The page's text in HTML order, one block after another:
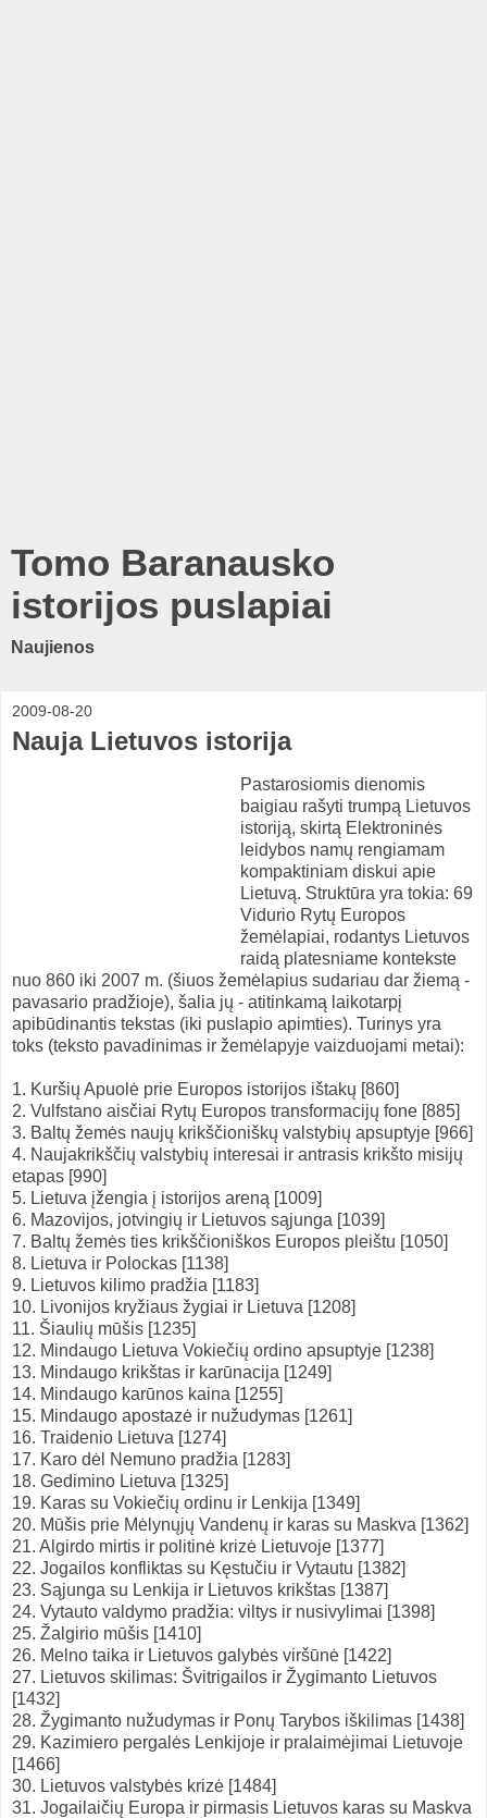
Tomo Baranausko
istorijos puslapiai
Naujienos
2009-08-20
Nauja Lietuvos istorija
Pastarosiomis dienomis
baigiau rašyti trumpą Lietuvos
istoriją, skirtą Elektroninės
leidybos namų rengiamam
kompaktiniam diskui apie
Lietuvą. Struktūra yra tokia: 69
Vidurio Rytų Europos
žemėlapiai, rodantys Lietuvos
raidą platesniame kontekste
nuo 860 iki 2007 m. (šiuos žemėlapius sudariau dar žiemą -
pavasario pradžioje), šalia jų - atitinkamą laikotarpį
apibūdinantis tekstas (iki puslapio apimties). Turinys yra
toks (teksto pavadinimas ir žemėlapyje vaizduojami metai):
1. Kuršių Apuolė prie Europos istorijos ištakų [860]
2. Vulfstano aisčiai Rytų Europos transformacijų fone [885]
3. Baltų žemės naujų krikščioniškų valstybių apsuptyje [966]
4. Naujakrikščių valstybių interesai ir antrasis krikšto misijų
etapas [990]
5. Lietuva įžengia į istorijos areną [1009]
6. Mazovijos, jotvingių ir Lietuvos sąjunga [1039]
7. Baltų žemės ties krikščioniškos Europos pleištu [1050]
8. Lietuva ir Polockas [1138]
9. Lietuvos kilimo pradžia [1183]
10. Livonijos kryžiaus žygiai ir Lietuva [1208]
11. Šiaulių mūšis [1235]
12. Mindaugo Lietuva Vokiečių ordino apsuptyje [1238]
13. Mindaugo krikštas ir karūnacija [1249]
14. Mindaugo karūnos kaina [1255]
15. Mindaugo apostazė ir nužudymas [1261]
16. Traidenio Lietuva [1274]
17. Karo dėl Nemuno pradžia [1283]
18. Gedimino Lietuva [1325]
19. Karas su Vokiečių ordinu ir Lenkija [1349]
20. Mūšis prie Mėlynųjų Vandenų ir karas su Maskva [1362]
21. Algirdo mirtis ir politinė krizė Lietuvoje [1377]
22. Jogailos konfliktas su Kęstučiu ir Vytautu [1382]
23. Sąjunga su Lenkija ir Lietuvos krikštas [1387]
24. Vytauto valdymo pradžia: viltys ir nusivylimai [1398]
25. Žalgirio mūšis [1410]
26. Melno taika ir Lietuvos galybės viršūnė [1422]
27. Lietuvos skilimas: Švitrigailos ir Žygimanto Lietuvos
[1432]
28. Žygimanto nužudymas ir Ponų Tarybos iškilimas [1438]
29. Kazimiero pergalės Lenkijoje ir pralaimėjimai Lietuvoje
[1466]
30. Lietuvos valstybės krizė [1484]
31. Jogailaičių Europa ir pirmasis Lietuvos karas su Maskva